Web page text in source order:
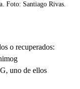
Foto: Santiago Rivas.
o recuperados:
uno de ellos